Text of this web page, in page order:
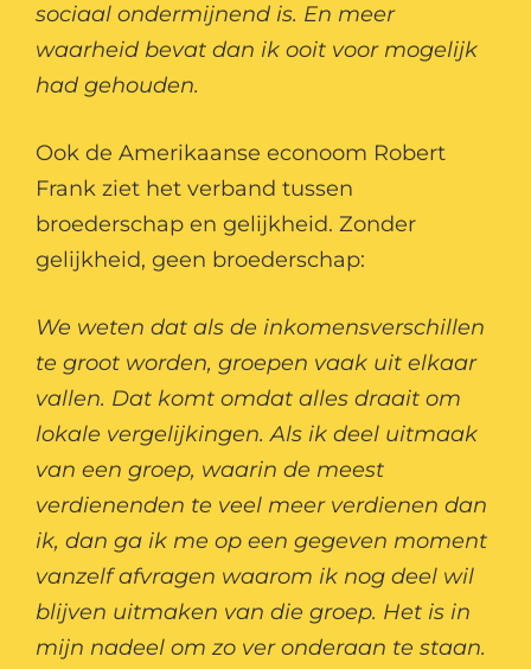
sociaal ondermijnend is. En meer
waarheid bevat dan ik ooit voor mogelijk
had gehouden.
Ook de Amerikaanse econoom Robert
Frank ziet het verband tussen
broederschap en gelijkheid. Zonder
gelijkheid, geen broederschap:
We weten dat als de inkomensverschillen
te groot worden, groepen vaak uit elkaar
vallen. Dat komt omdat alles draait om
lokale vergelijkingen. Als ik deel uitmaak
van een groep, waarin de meest
verdienenden te veel meer verdienen dan
ik, dan ga ik me op een gegeven moment
vanzelf afvragen waarom ik nog deel wil
blijven uitmaken van die groep. Het is in
mijn nadeel om zo ver onderaan te staan.